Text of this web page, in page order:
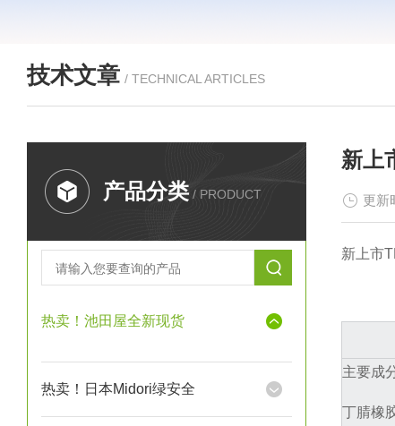
技术文章 / TECHNICAL ARTICLES
产品分类 / PRODUCT
热卖！池田屋全新现货
热卖！日本Midori绿安全
新上
更
新上市
主要成
丁腈橡